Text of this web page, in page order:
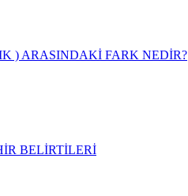
) ARASINDAKİ FARK NEDİR?
BELİRTİLERİ